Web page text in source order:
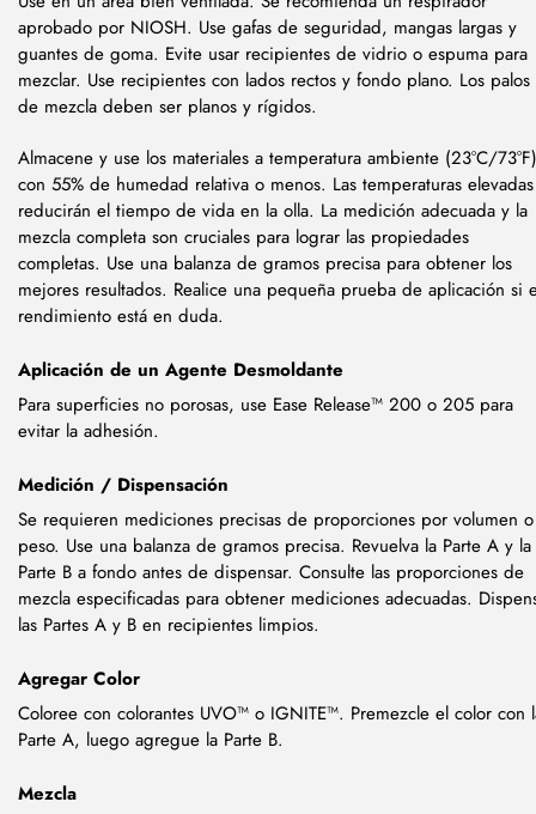
aprobado por NIOSH. Use gafas de seguridad, mangas largas y
guantes de goma. Evite usar recipientes de vidrio o espuma para
mezclar. Use recipientes con lados rectos y fondo plano. Los palos
de mezcla deben ser planos y rígidos.
Almacene y use los materiales a temperatura ambiente (23°C/73°F)
con 55% de humedad relativa o menos. Las temperaturas elevadas
reducirán el tiempo de vida en la olla. La medición adecuada y la
mezcla completa son cruciales para lograr las propiedades
completas. Use una balanza de gramos precisa para obtener los
mejores resultados. Realice una pequeña prueba de aplicación si
rendimiento está en duda.
Aplicación de un Agente Desmoldante
Para superficies no porosas, use Ease Release™ 200 o 205 para
evitar la adhesión.
Medición / Dispensación
Se requieren mediciones precisas de proporciones por volumen o
peso. Use una balanza de gramos precisa. Revuelva la Parte A y la
Parte B a fondo antes de dispensar. Consulte las proporciones de
mezcla especificadas para obtener mediciones adecuadas.
las Partes A y B en recipientes limpios.
Agregar Color
Coloree con colorantes UVO™ o IGNITE™. Premezcle el color con
Parte A, luego agregue la Parte B.
Mezcla